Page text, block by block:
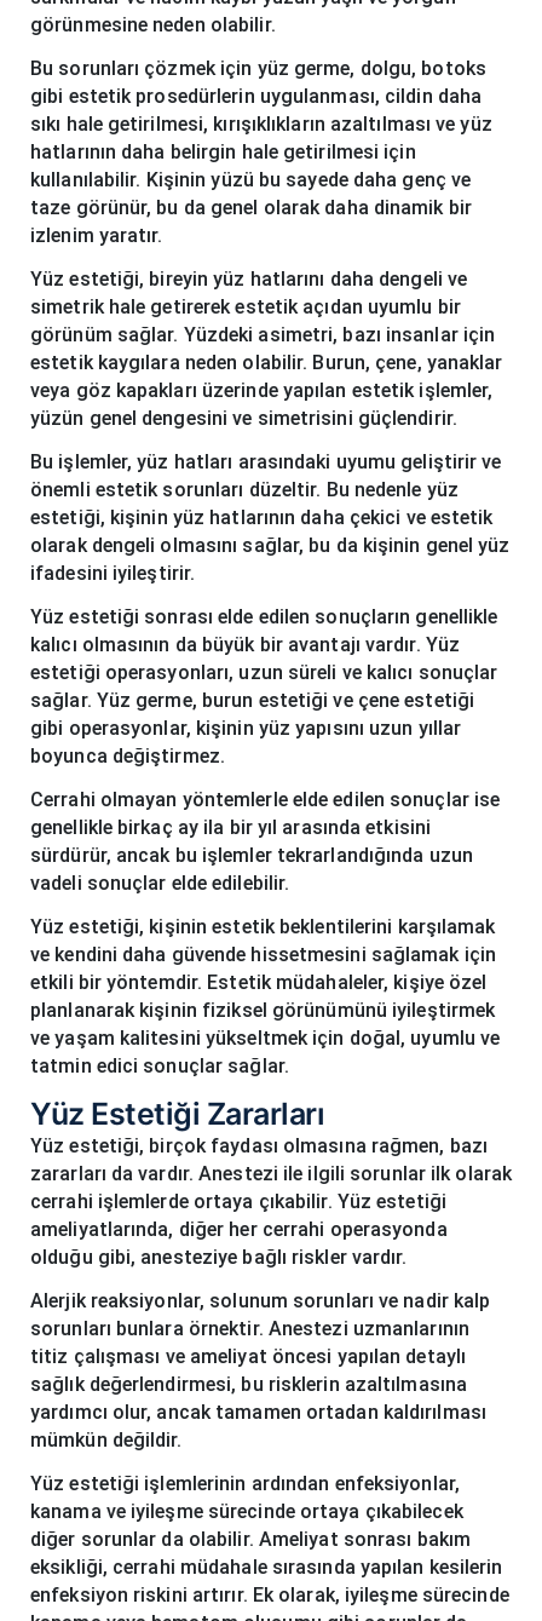
görünmesine neden olabilir.
Bu sorunları çözmek için yüz germe, dolgu, botoks
gibi estetik prosedürlerin uygulanması, cildin daha
sıkı hale getirilmesi, kırışıklıkların azaltılması ve yüz
hatlarının daha belirgin hale getirilmesi için
kullanılabilir. Kişinin yüzü bu sayede daha genç ve
taze görünür, bu da genel olarak daha dinamik bir
izlenim yaratır.
Yüz estetiği, bireyin yüz hatlarını daha dengeli ve
simetrik hale getirerek estetik açıdan uyumlu bir
görünüm sağlar. Yüzdeki asimetri, bazı insanlar için
estetik kaygılara neden olabilir. Burun, çene, yanaklar
veya göz kapakları üzerinde yapılan estetik işlemler,
yüzün genel dengesini ve simetrisini güçlendirir.
Bu işlemler, yüz hatları arasındaki uyumu geliştirir ve
önemli estetik sorunları düzeltir. Bu nedenle yüz
estetiği, kişinin yüz hatlarının daha çekici ve estetik
olarak dengeli olmasını sağlar, bu da kişinin genel yüz
ifadesini iyileştirir.
Yüz estetiği sonrası elde edilen sonuçların genellikle
kalıcı olmasının da büyük bir avantajı vardır. Yüz
estetiği operasyonları, uzun süreli ve kalıcı sonuçlar
sağlar. Yüz germe, burun estetiği ve çene estetiği
gibi operasyonlar, kişinin yüz yapısını uzun yıllar
boyunca değiştirmez.
Cerrahi olmayan yöntemlerle elde edilen sonuçlar ise
genellikle birkaç ay ila bir yıl arasında etkisini
sürdürür, ancak bu işlemler tekrarlandığında uzun
vadeli sonuçlar elde edilebilir.
Yüz estetiği, kişinin estetik beklentilerini karşılamak
ve kendini daha güvende hissetmesini sağlamak için
etkili bir yöntemdir. Estetik müdahaleler, kişiye özel
planlanarak kişinin fiziksel görünümünü iyileştirmek
ve yaşam kalitesini yükseltmek için doğal, uyumlu ve
tatmin edici sonuçlar sağlar.
Yüz Estetiği Zararları
Yüz estetiği, birçok faydası olmasına rağmen, bazı
zararları da vardır. Anestezi ile ilgili sorunlar ilk olarak
cerrahi işlemlerde ortaya çıkabilir. Yüz estetiği
ameliyatlarında, diğer her cerrahi operasyonda
olduğu gibi, anesteziye bağlı riskler vardır.
Alerjik reaksiyonlar, solunum sorunları ve nadir kalp
sorunları bunlara örnektir. Anestezi uzmanlarının
titiz çalışması ve ameliyat öncesi yapılan detaylı
sağlık değerlendirmesi, bu risklerin azaltılmasına
yardımcı olur, ancak tamamen ortadan kaldırılması
mümkün değildir.
Yüz estetiği işlemlerinin ardından enfeksiyonlar,
kanama ve iyileşme sürecinde ortaya çıkabilecek
diğer sorunlar da olabilir. Ameliyat sonrası bakım
eksikliği, cerrahi müdahale sırasında yapılan kesilerin
enfeksiyon riskini artırır. Ek olarak, iyileşme sürecinde